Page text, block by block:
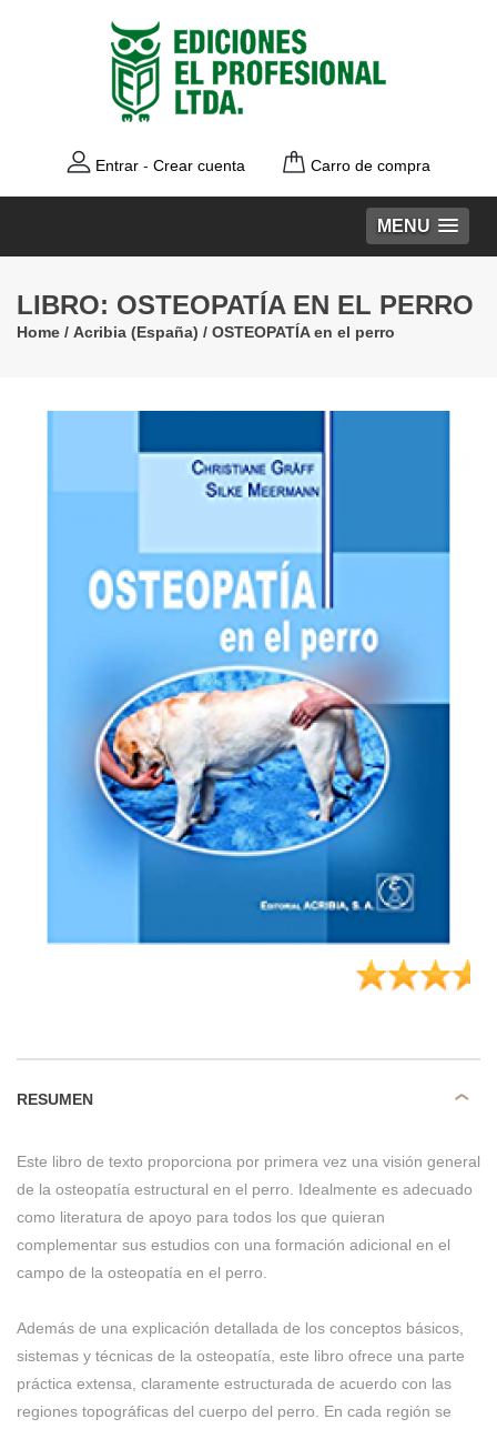
Entrar - Crear cuenta Carro de compra
MENU
LIBRO: OSTEOPATÍA EN EL PERRO
Home / Acribia (España) / OSTEOPATÍA en el perro
RESUMEN
Este libro de texto proporciona por primera vez una visión general
de la osteopatía estructural en el perro. Idealmente es adecuado
como literatura de apoyo para todos los que quieran
complementar sus estudios con una formación adicional en el
campo de la osteopatía en el perro.
Además de una explicación detallada de los conceptos básicos,
sistemas y técnicas de la osteopatía, este libro ofrece una parte
práctica extensa, claramente estructurada de acuerdo con las
regiones topográficas del cuerpo del perro. En cada región se